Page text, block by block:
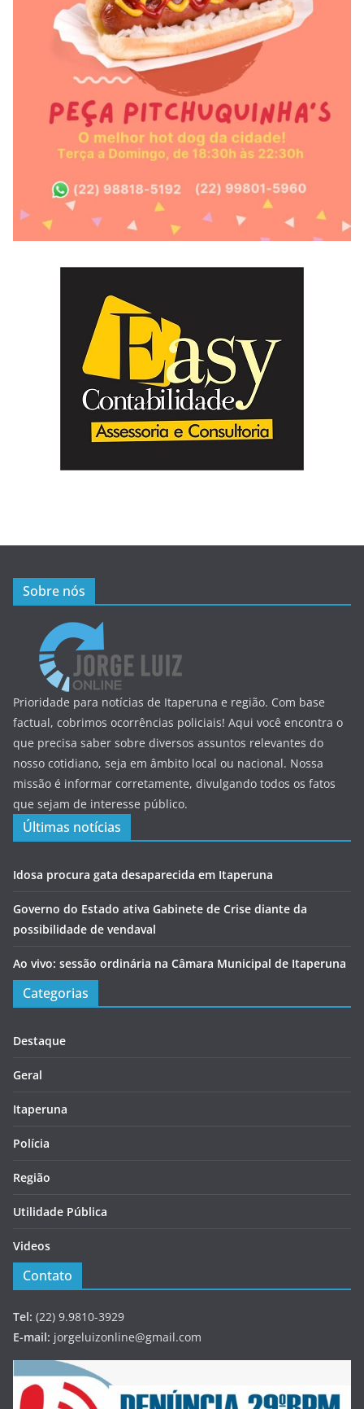
Sobre nós
Prioridade para notícias de Itaperuna e região. Com base
factual, cobrimos ocorrências policiais! Aqui você encontra o
que precisa saber sobre diversos assuntos relevantes do
nosso cotidiano, seja em âmbito local ou nacional. Nossa
missão é informar corretamente, divulgando todos os fatos
que sejam de interesse público.
Últimas notícias
Idosa procura gata desaparecida em Itaperuna
Governo do Estado ativa Gabinete de Crise diante da
possibilidade de vendaval
Ao vivo: sessão ordinária na Câmara Municipal de Itaperuna
Categorias
Destaque
Geral
Itaperuna
Polícia
Região
Utilidade Pública
Videos
Contato
Tel: (22) 9.9810-3929
E-mail: jorgeluizonline@gmail.com